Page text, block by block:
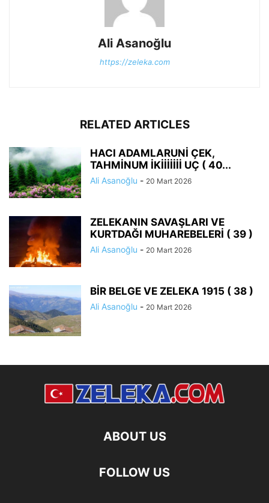
Ali Asanoğlu
https://zeleka.com
RELATED ARTICLES
HACI ADAMLARUNİ ÇEK,
TAHMİNUM İKİİİİİİİ UÇ ( 40...
Ali Asanoğlu - 20 Mart 2026
ZELEKANIN SAVAŞLARI VE
KURTDAĞI MUHAREBELERİ ( 39 )
Ali Asanoğlu - 20 Mart 2026
BİR BELGE VE ZELEKA 1915 ( 38 )
Ali Asanoğlu - 20 Mart 2026
ABOUT US
FOLLOW US